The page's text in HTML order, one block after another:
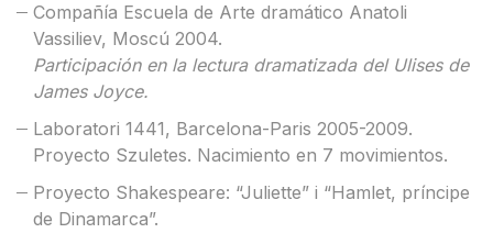
Compañía Escuela de Arte dramático Anatoli
Vassiliev, Moscú 2004.
Participación en la lectura dramatizada del Ulises de
James Joyce.
Laboratori 1441, Barcelona-Paris 2005-2009.
Proyecto Szuletes. Nacimiento en 7 movimientos.
Proyecto Shakespeare: “Juliette” i “Hamlet, príncipe
de Dinamarca”.